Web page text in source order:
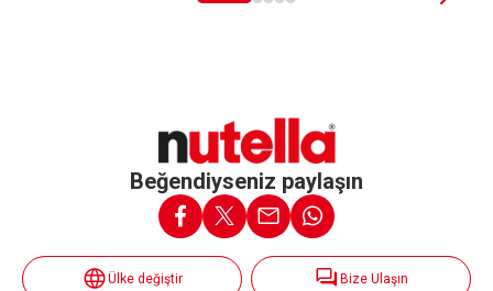
Beğendiyseniz paylaşın
Ülke değiştir Bize Ulaşın